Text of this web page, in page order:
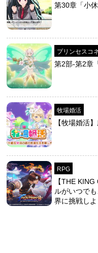
第30章「小休
プリンセスコ
第2部-第2章
牧場婚活
【牧場婚活
RPG
【THE
ルがいつで
界に挑戦しよ